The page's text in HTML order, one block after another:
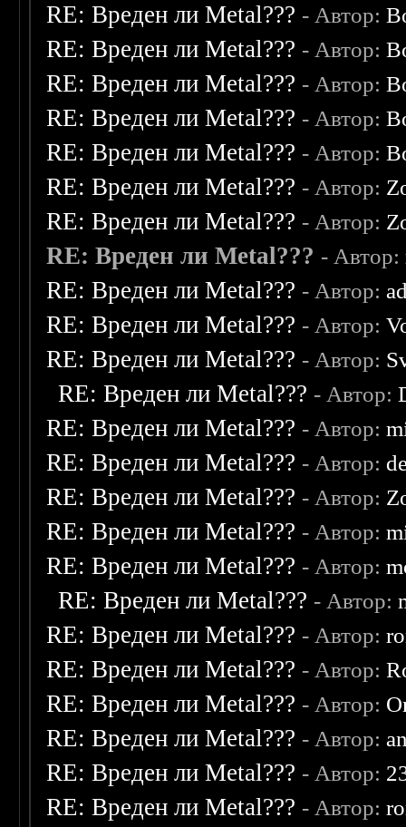
RE: Вреден ли Metal??? - Автор:
RE: Вреден ли Metal??? - Автор:
RE: Вреден ли Metal??? - Автор:
RE: Вреден ли Metal??? - Автор:
RE: Вреден ли Metal??? - Автор:
RE: Вреден ли Metal??? - Автор:
RE: Вреден ли Metal??? - Автор:
RE: Вреден ли Metal??? - Автор:
RE: Вреден ли Metal??? - Автор:
RE: Вреден ли Metal??? - Автор:
RE: Вреден ли Metal??? - Автор:
RE: Вреден ли Metal??? - Автор:
RE: Вреден ли Metal??? - Автор:
RE: Вреден ли Metal??? - Автор:
RE: Вреден ли Metal??? - Автор:
RE: Вреден ли Metal??? - Автор:
RE: Вреден ли Metal??? - Автор:
RE: Вреден ли Metal??? - Автор:
RE: Вреден ли Metal??? - Автор:
RE: Вреден ли Metal??? - Автор:
RE: Вреден ли Metal??? - Автор:
RE: Вреден ли Metal??? - Автор:
RE: Вреден ли Metal??? - Автор:
RE: Вреден ли Metal??? - Автор: